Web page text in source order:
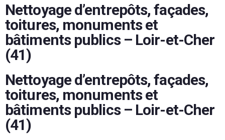
Nettoyage d’entrepôts, façades,
toitures, monuments et
bâtiments publics – Loir-et-Cher
(41)
Nettoyage d’entrepôts, façades,
toitures, monuments et
bâtiments publics – Loir-et-Cher
(41)